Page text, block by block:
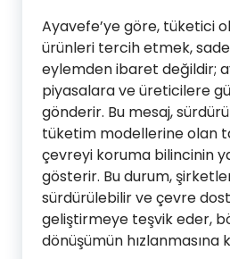
Ayavefe’ye göre, tüketici
ürünleri tercih etmek,
eylemden ibaret değildir;
piyasalara ve üreticilere
gönderir. Bu mesaj,
tüketim modellerine olan
çevreyi koruma bilincinin
gösterir. Bu durum,
sürdürülebilir ve çevre
geliştirmeye teşvik eder,
dönüşümün hızlanmasına